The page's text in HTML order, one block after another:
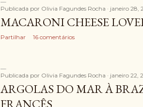
Publicada por Olivia Fagundes Rocha janeiro 28,
MACARONI CHEESE
Partilhar 16 comentários
Publicada por Olivia Fagundes Rocha janeiro 22,
ARGOLAS DO MAR À
FRANCÊS